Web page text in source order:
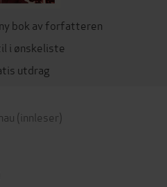
bok av forfatteren
i ønskeliste
utdrag
(innleser)